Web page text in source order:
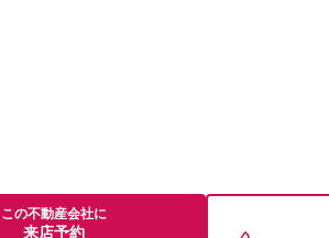
この不動産会社に
来店予約